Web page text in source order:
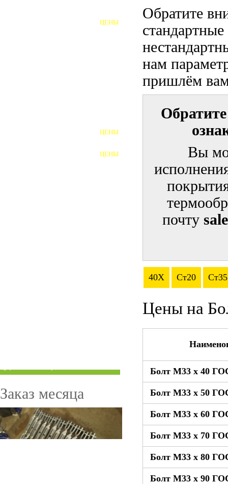
Обратите
нам
пришлём
Вы
почту
40Х Ст20 Ст35
Цены на
Болт М33 x 40
Болт М33 x 50
Болт М33 x 60
Болт М33 x 70
Болт М33 x 80
Болт М33 x 90
ЦЕНЫ
ЦЕНЫ
ЦЕНЫ
Заказ месяца